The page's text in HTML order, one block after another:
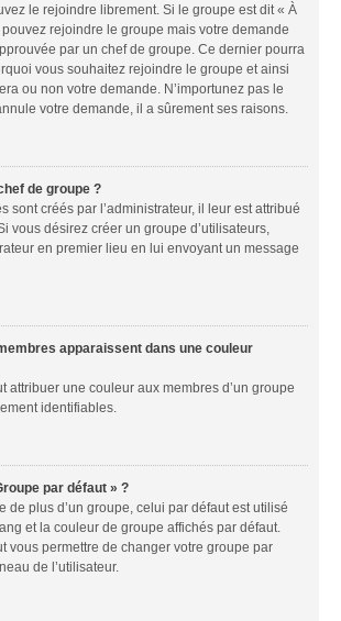
le rejoindre librement. Si le groupe est dit « À
rejoindre le groupe mais votre demande
par un chef de groupe. Ce dernier pourra
vous souhaitez rejoindre le groupe et ainsi
ou non votre demande. N’importunez pas le
votre demande, il a sûrement ses raisons.
de groupe ?
sont créés par l’administrateur, il leur est attribué
vous désirez créer un groupe d’utilisateurs,
en premier lieu en lui envoyant un message
apparaissent dans une couleur
attribuer une couleur aux membres d’un groupe
identifiables.
par défaut » ?
de plus d’un groupe, celui par défaut est utilisé
et la couleur de groupe affichés par défaut.
vous permettre de changer votre groupe par
de l’utilisateur.